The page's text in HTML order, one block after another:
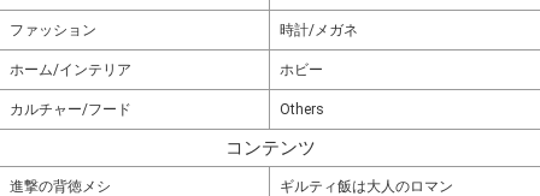
ファッション 時計/メガネ
ホーム/インテリア ホビー
カルチャー/フード Others
コンテンツ
進撃の背徳メシ ギルティ飯は大人のロマン